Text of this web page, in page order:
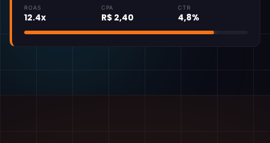
ROAS
12.4x
CPA
R$ 2,40
CTR
4,8%